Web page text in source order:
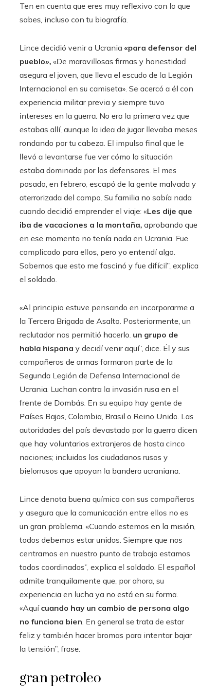
Ten en cuenta que eres muy reflexivo con lo que
sabes, incluso con tu biografía.
Lince decidió venir a Ucrania «para defensor del
pueblo», «De maravillosas firmas y honestidad
asegura el joven, que lleva el escudo de la Legión
Internacional en su camiseta». Se acercó a él con
experiencia militar previa y siempre tuvo
intereses en la guerra. No era la primera vez que
estabas allí, aunque la idea de jugar llevaba meses
rondando por tu cabeza. El impulso final que le
llevó a levantarse fue ver cómo la situación
estaba dominada por los defensores. El mes
pasado, en febrero, escapó de la gente malvada y
aterrorizada del campo. Su familia no sabía nada
cuando decidió emprender el viaje: «Les dije que
iba de vacaciones a la montaña, aprobando que
en ese momento no tenía nada en Ucrania. Fue
complicado para ellos, pero yo entendí algo.
Sabemos que esto me fascinó y fue difícil”, explica
el soldado.
«Al principio estuve pensando en incorporarme a
la Tercera Brigada de Asalto. Posteriormente, un
reclutador nos permitió hacerlo. un grupo de
habla hispana y decidí venir aquí”, dice. Él y sus
compañeros de armas formaron parte de la
Segunda Legión de Defensa Internacional de
Ucrania. Luchan contra la invasión rusa en el
frente de Dombás. En su equipo hay gente de
Países Bajos, Colombia, Brasil o Reino Unido. Las
autoridades del país devastado por la guerra dicen
que hay voluntarios extranjeros de hasta cinco
naciones; incluidos los ciudadanos rusos y
bielorrusos que apoyan la bandera ucraniana.
Lince denota buena química con sus compañeros
y asegura que la comunicación entre ellos no es
un gran problema. «Cuando estemos en la misión,
todos debemos estar unidos. Siempre que nos
centramos en nuestro punto de trabajo estamos
todos coordinados”, explica el soldado. El español
admite tranquilamente que, por ahora, su
experiencia en lucha ya no está en su forma.
«Aquí cuando hay un cambio de persona algo
no funciona bien . En general se trata de estar
feliz y también hacer bromas para intentar bajar
la tensión”, frase.
gran petroleo